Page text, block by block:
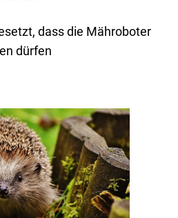
dass die Mähroboter
dürfen